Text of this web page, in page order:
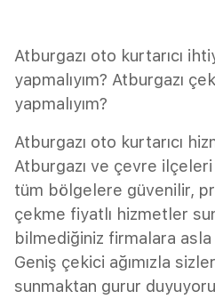
Atburgazı oto kurtarıcı
yapmalıyım? Atburgazı
yapmalıyım?
Atburgazı oto kurtarıcı
Atburgazı ve çevre
tüm bölgelere güvenilir,
çekme fiyatlı hizmetler
bilmediğiniz firmalara
Geniş çekici ağımızla
sunmaktan gurur